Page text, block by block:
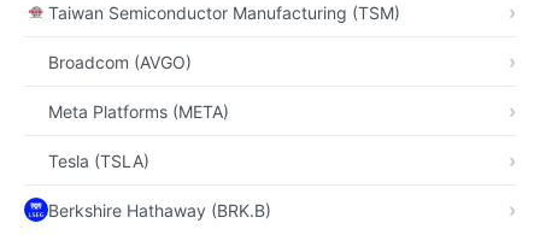
Taiwan Semiconductor Manufacturing (TSM)
Broadcom (AVGO)
Meta Platforms (META)
Tesla (TSLA)
Berkshire Hathaway (BRK.B)